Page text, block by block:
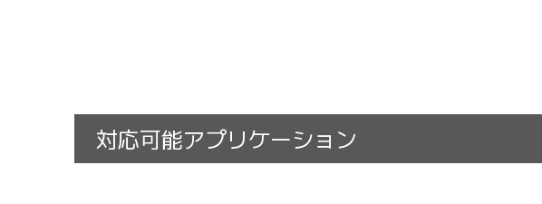
対応可能アプリケーション